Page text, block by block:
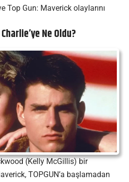
Top Gun: Maverick olaylarını
Ne Oldu?
(Kelly McGillis) bir
TOPGUN’a başlamadan